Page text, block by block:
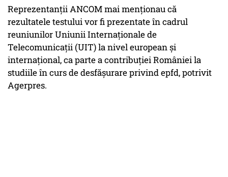
Reprezentanții ANCOM mai menționau că
rezultatele testului vor fi prezentate în cadrul
reuniunilor Uniunii Internaționale de
Telecomunicații (UIT) la nivel european și
internațional, ca parte a contribuției României la
studiile în curs de desfășurare privind epfd, potrivit
Agerpres.